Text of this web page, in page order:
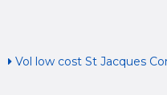
Vol low cost St Jacques